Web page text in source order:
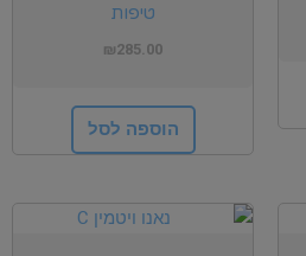
טיפות
₪285.00
הוספה לסל